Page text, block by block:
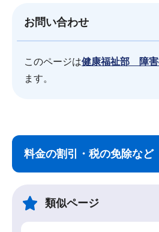
お問い合わせ
このページは健康福祉部 障害
ます。
こ
料金の割引・税の免除など
類似ページ